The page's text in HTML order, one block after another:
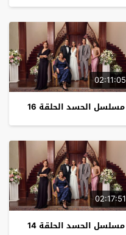
02:11:05
مسلسل الحسد الحلقة 16
02:17:51
مسلسل الحسد الحلقة 14